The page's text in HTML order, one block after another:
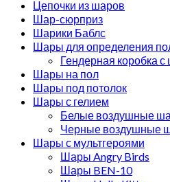
Цепочки из шаров
Шар-сюрприз
Шарики Баблс
Шары для определения
Гендерная коробка
Шары на пол
Шары под потолок
Шары с гелием
Белые воздушные
Черные воздушные
Шары с мультгероями
Шары Angry Birds
Шары BEN-10